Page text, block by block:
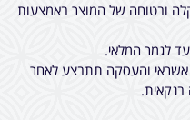
ובטוחה של המוצר באמצעות
לגמר המלאי.
אשראי והעסקה תתבצע לאחר